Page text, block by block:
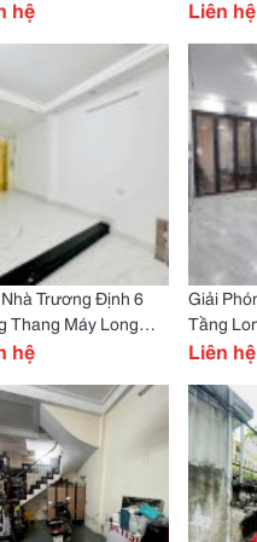
Mai
hệ Lanh
Liên hệ
Trương Định 6
Thang Máy Long
Ngõ Thông 50M Ra
hệ
Giải
Tầng
80M Ra
Liên hệ